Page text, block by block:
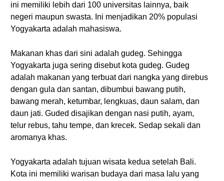
ini memiliki lebih dari 100 universitas lainnya, baik
negeri maupun swasta. Ini menjadikan 20% populasi
Yogyakarta adalah mahasiswa.
Makanan khas dari sini adalah gudeg. Sehingga
Yogyakarta juga sering disebut kota gudeg. Gudeg
adalah makanan yang terbuat dari nangka yang direbus
dengan gula dan santan, dibumbui bawang putih,
bawang merah, ketumbar, lengkuas, daun salam, dan
daun jati. Guded disajikan dengan nasi putih, ayam,
telur rebus, tahu tempe, dan krecek. Sedap sekali dan
aromanya khas.
Yogyakarta adalah tujuan wisata kedua setelah Bali.
Kota ini memiliki warisan budaya dari masa lalu yang